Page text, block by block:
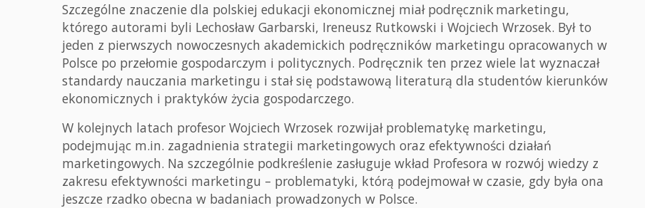
Szczególne znaczenie dla polskiej edukacji ekonomicznej miał podręcznik marketingu,
którego autorami byli Lechosław Garbarski, Ireneusz Rutkowski i Wojciech Wrzosek. Był to
jeden z pierwszych nowoczesnych akademickich podręczników marketingu opracowanych w
Polsce po przełomie gospodarczym i politycznych. Podręcznik ten przez wiele lat wyznaczał
standardy nauczania marketingu i stał się podstawową literaturą dla studentów kierunków
ekonomicznych i praktyków życia gospodarczego.
W kolejnych latach profesor Wojciech Wrzosek rozwijał problematykę marketingu,
podejmując m.in. zagadnienia strategii marketingowych oraz efektywności działań
marketingowych. Na szczególnie podkreślenie zasługuje wkład Profesora w rozwój wiedzy z
zakresu efektywności marketingu – problematyki, którą podejmował w czasie, gdy była ona
jeszcze rzadko obecna w badaniach prowadzonych w Polsce.